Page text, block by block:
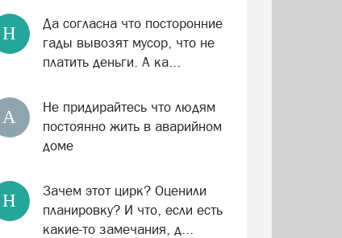
Н
Да согласна что посторонние
гады вывозят мусор, что не
платить деньги. А ка...
А
Не придирайтесь что людям
постоянно жить в аварийном
доме
Н
Зачем этот цирк? Оценили
планировку? И что, если есть
какие-то замечания, д...